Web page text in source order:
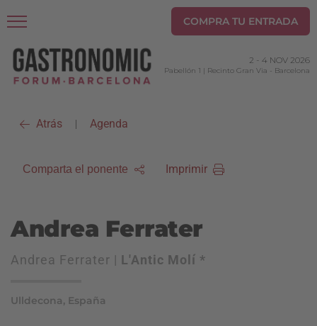
COMPRA TU ENTRADA
2 - 4 NOV 2026
Pabellón 1 | Recinto Gran Via - Barcelona
Atrás | Agenda
Comparta el ponente Imprimir
Andrea Ferrater
Andrea Ferrater | L'Antic Molí *
Ulldecona, España